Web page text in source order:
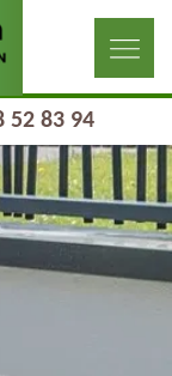
52 83 94